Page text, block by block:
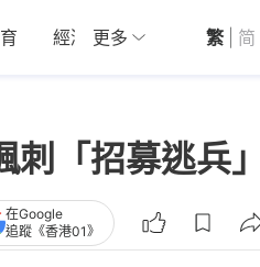
經濟 01深圳 觀點
更多 繁 简
「招募逃兵」
在Google
追蹤《香港01》